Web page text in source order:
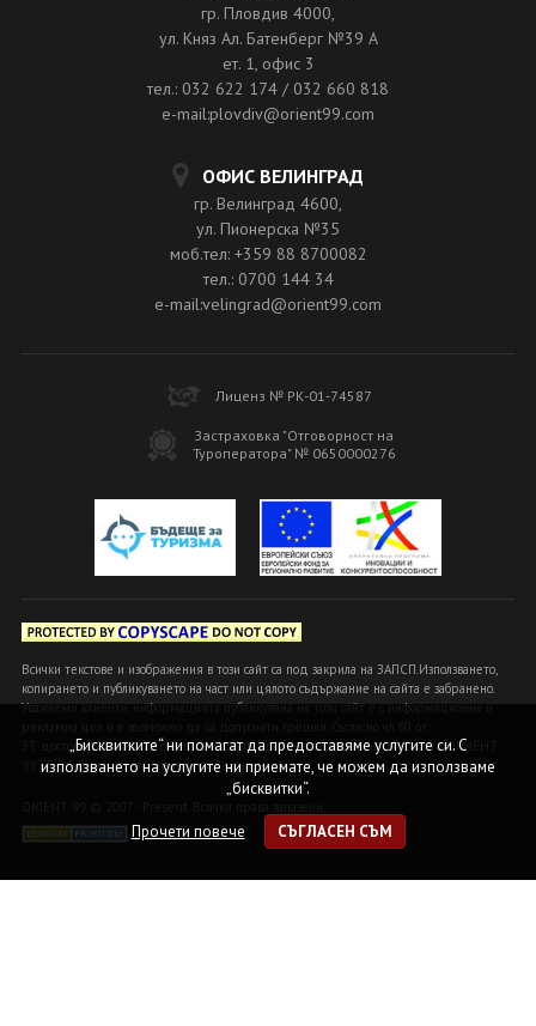
гр. Пловдив 4000,
ул. Княз Ал. Батенберг №39 A
ет. 1, офис 3
тел.: 032 622 174 / 032 660 818
e-mail:plovdiv@orient99.com
ОФИС ВЕЛИНГРАД
гр. Велинград 4600,
ул. Пионерска №35
моб.тел: +359 88 8700082
тел.: 0700 144 34
e-mail:velingrad@orient99.com
Лиценз № РК-01-74587
Застраховка "Отговорност на
Туроператора" № 0650000276
Всички текстове и изображения в този сайт са под закрила на ЗАПСП.Използването,
копирането и публикуването на част или цялото съдържание на сайта е забранено.
Уважаеми клиенти, информацията публикувана на този сайт е с информационна и
ЗТ достоверна и вярна се счита информацията, предоставена в офисите ОРИЕНТ
99 БГ ООД или на оторизираните ни агенти!
„Бисквитките“ ни помагат да предоставяме услугите си. С
използването на услугите ни приемате, че можем да използваме
„бисквитки“.
Прочети повече СЪГЛАСЕН СЪМ